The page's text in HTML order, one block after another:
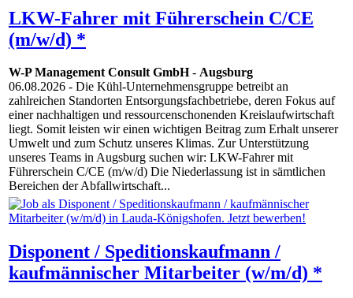
LKW-Fahrer mit Führerschein C/CE
(m/w/d) *
W-P Management Consult GmbH- Augsburg
06.08.2026 - Die Kühl-Unternehmensgruppe betreibt an
zahlreichen Standorten Entsorgungsfachbetriebe, deren Fokus auf
einer nachhaltigen und ressourcenschonenden Kreislaufwirtschaft
liegt. Somit leisten wir einen wichtigen Beitrag zum Erhalt unserer
Umwelt und zum Schutz unseres Klimas. Zur Unterstützung
unseres Teams in Augsburg suchen wir: LKW-Fahrer mit
Führerschein C/CE (m/w/d) Die Niederlassung ist in sämtlichen
Bereichen der Abfallwirtschaft...
Disponent / Speditionskaufmann /
kaufmännischer Mitarbeiter (w/m/d) *